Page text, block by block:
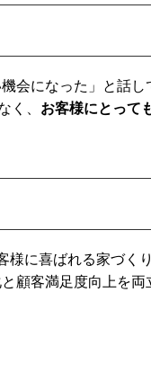
会になった」と話し
く、 お客様にとって
に喜ばれる家づく
顧客満足度向上を